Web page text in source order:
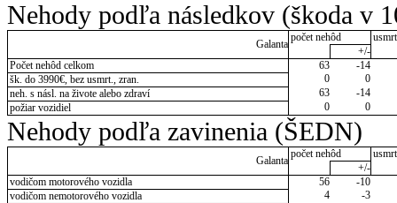
Nehody podľa následkov (škoda v
Galanta
počet nehôd
+/-
Počet nehôd celkom
63
-14
šk. do 3990€, bez usmrt., zran.
0
0
neh. s násl. na živote alebo zdraví
63
-14
požiar vozidiel
0 0
Nehody podľa zavinenia (ŠEDN)
Galanta
počet nehôd
+/-
vodičom motorového vozidla
56
-10
vodičom nemotorového vozidla
4
-3